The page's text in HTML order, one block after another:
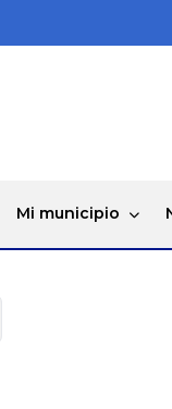
Mi municipio